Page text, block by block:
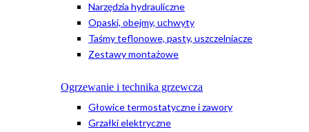
Narzędzia hydrauliczne
Opaski, obejmy, uchwyty
Taśmy teflonowe, pasty, uszczelniacze
Zestawy montażowe
Ogrzewanie i technika grzewcza
Głowice termostatyczne i zawory
Grzałki elektryczne